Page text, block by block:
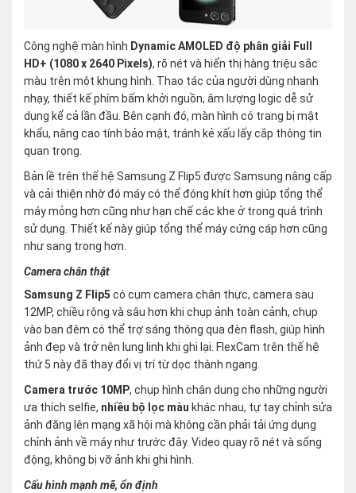
Công nghệ màn hình Dynamic AMOLED độ phân giải Full
HD+ (1080 x 2640 Pixels), rõ nét và hiển thị hàng triệu sắc
màu trên một khung hình. Thao tác của người dùng nhanh
nhạy, thiết kế phím bấm khởi nguồn, âm lượng logic dễ sử
dụng kể cả lần đầu. Bên cạnh đó, màn hình có trang bị mật
khẩu, nâng cao tính bảo mật, tránh kẻ xấu lấy cắp thông tin
quan trọng.
Bản lề trên thế hệ Samsung Z Flip5 được Samsung nâng cấp
và cải thiện nhờ đó máy có thể đóng khít hơn giúp tổng thể
máy mỏng hơn cũng như hạn chế các khe ở trong quá trình
sử dụng. Thiết kế này giúp tổng thể máy cứng cáp hơn cũng
như sang trọng hơn.
Camera chân thật
Samsung Z Flip5 có cụm camera chân thực, camera sau
12MP, chiều rộng và sâu hơn khi chụp ảnh toàn cảnh, chụp
vào ban đêm có thể trợ sáng thông qua đèn flash, giúp hình
ảnh đẹp và trở nên lung linh khi ghi lại. FlexCam trên thế hệ
thứ 5 này đã thay đổi vị trí từ dọc thành ngang.
Camera trước 10MP, chụp hình chân dung cho những người
ưa thích selfie, nhiều bộ lọc màu khác nhau, tự tay chỉnh sửa
ảnh đăng lên mạng xã hội mà không cần phải tải ứng dụng
chỉnh ảnh về máy như trước đây. Video quay rõ nét và sống
động, không bị vỡ ảnh khi ghi hình.
Cấu hình mạnh mẽ, ổn định